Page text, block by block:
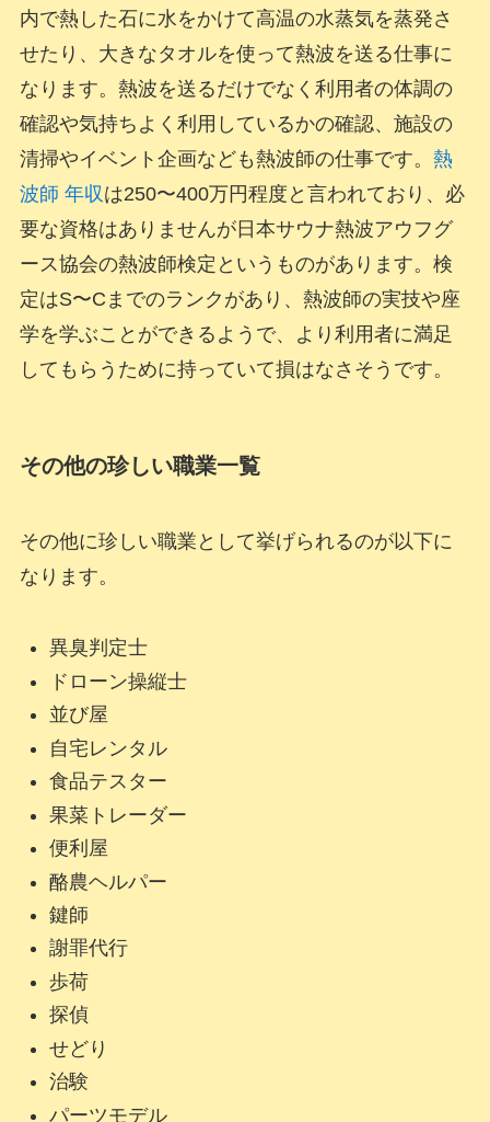
内で熱した石に水をかけて高温の水蒸気を蒸発さ
せたり、大きなタオルを使って熱波を送る仕事に
なります。熱波を送るだけでなく利用者の体調の
確認や気持ちよく利用しているかの確認、施設の
清掃やイベント企画なども熱波師の仕事です。 熱
波師 年収 は250〜400万円程度と言われており、必
要な資格はありませんが日本サウナ熱波アウフグ
ース協会の熱波師検定というものがあります。検
定はS〜Cまでのランクがあり、熱波師の実技や座
学を学ぶことができるようで、より利用者に満足
してもらうために持っていて損はなさそうです。
その他の珍しい職業一覧
その他に珍しい職業として挙げられるのが以下に
なります。
異臭判定士
ドローン操縦士
並び屋
自宅レンタル
食品テスター
果菜トレーダー
便利屋
酪農ヘルパー
鍵師
謝罪代行
歩荷
探偵
せどり
治験
パーツモデル